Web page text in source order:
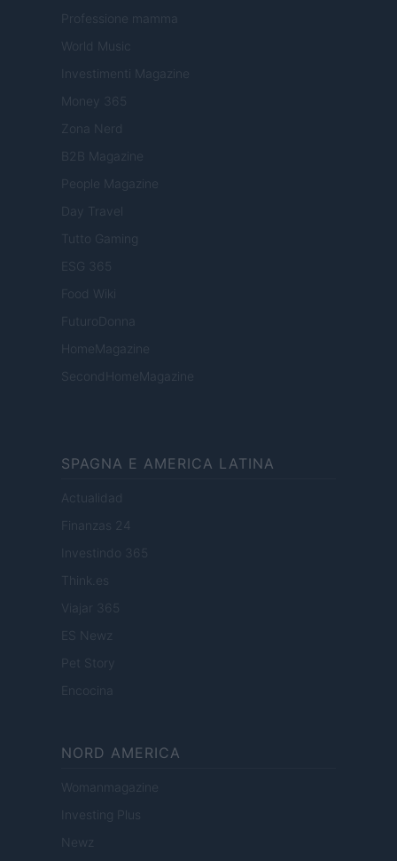
Professione mamma
World Music
Investimenti Magazine
Money 365
Zona Nerd
B2B Magazine
People Magazine
Day Travel
Tutto Gaming
ESG 365
Food Wiki
FuturoDonna
HomeMagazine
SecondHomeMagazine
SPAGNA E AMERICA LATINA
Actualidad
Finanzas 24
Investindo 365
Think.es
Viajar 365
ES Newz
Pet Story
Encocina
NORD AMERICA
Womanmagazine
Investing Plus
Newz